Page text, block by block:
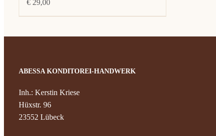
€ 29,00
ABESSA KONDITOREI-HANDWERK
Inh.: Kerstin Kriese
Hüxstr. 96
23552 Lübeck